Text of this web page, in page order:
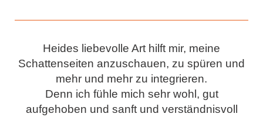
Heides liebevolle Art hilft mir, meine
Schattenseiten anzuschauen, zu spüren und
mehr und mehr zu integrieren.
Denn ich fühle mich sehr wohl, gut
aufgehoben und sanft und verständnisvoll